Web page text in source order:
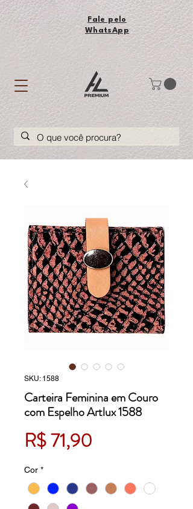
Fale pelo
WhatsApp
SKU: 1588
Carteira Feminina em Couro
com Espelho Artlux 1588
R$ 71,90
Cor *